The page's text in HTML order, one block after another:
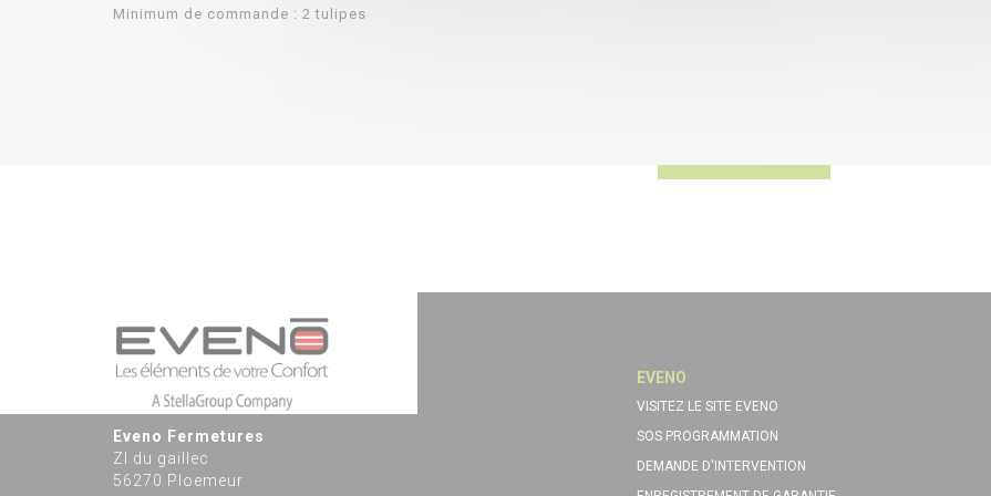
Minimum de commande : 2 tulipes
Eveno Fermetures
ZI du gaillec
56270 Ploemeur
EVENO
VISITEZ LE SITE EVENO
SOS PROGRAMMATION
DEMANDE D'INTERVENTION